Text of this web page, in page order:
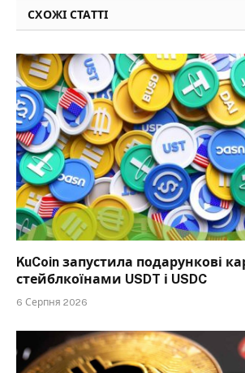
СХОЖІ СТАТТІ
KuCoin запустила подарункові
стейблкоїнами USDT і USDC
6 Серпня 2026